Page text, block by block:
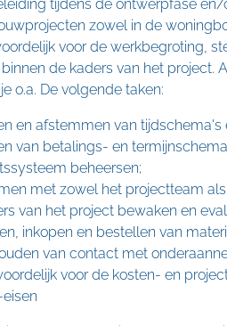
tijdens de ontwerpfase en/
zowel in de
voor de werkbegroting,
de kaders van het project.
o.a. De volgende taken:
en afstemmen van tijdschema's
van betalings- en
beheersen;
met zowel het projectteam als
van het project bewaken en
inkopen en bestellen van
van contact met
voor de kosten- en